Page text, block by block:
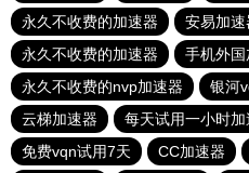
永久不收费的加速器
安易加速
永久不收费的加速器
手机外
永久不收费的nvp加速器
银河
云梯加速器
每天试用一小时加
免费vqn试用7天
CC加速器